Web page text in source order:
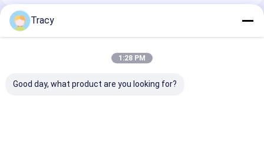
Geadviseerde Producten
Tracy
1:28 PM
Good day, what product are you looking for?